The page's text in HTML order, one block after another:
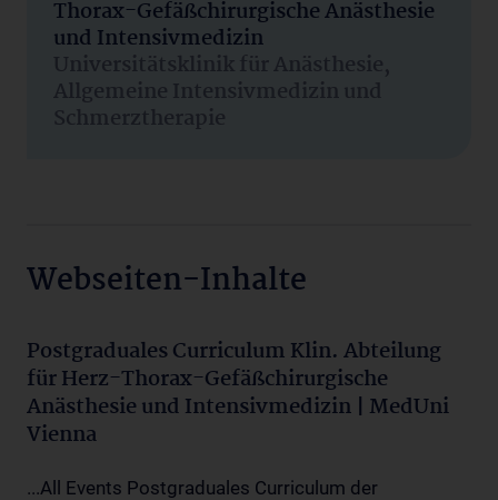
Thorax-Gefäßchirurgische Anästhesie
und Intensivmedizin
Universitätsklinik für Anästhesie,
Allgemeine Intensivmedizin und
Schmerztherapie
Webseiten-Inhalte
Postgraduales Curriculum Klin. Abteilung
für Herz-Thorax-Gefäßchirurgische
Anästhesie und Intensivmedizin | MedUni
Vienna
...All Events Postgraduales Curriculum der